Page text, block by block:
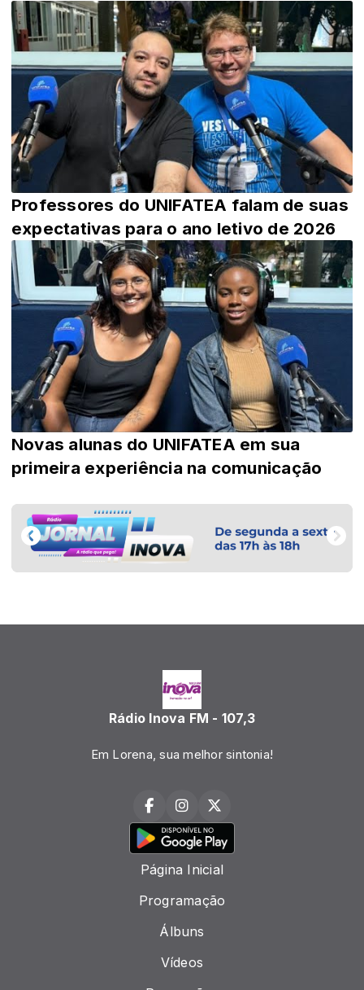
Professores do UNIFATEA falam de suas
expectativas para o ano letivo de 2026
Novas alunas do UNIFATEA em sua
primeira experiência na comunicação
Rádio Inova FM - 107,3
Em Lorena, sua melhor sintonia!
Página Inicial
Programação
Álbuns
Vídeos